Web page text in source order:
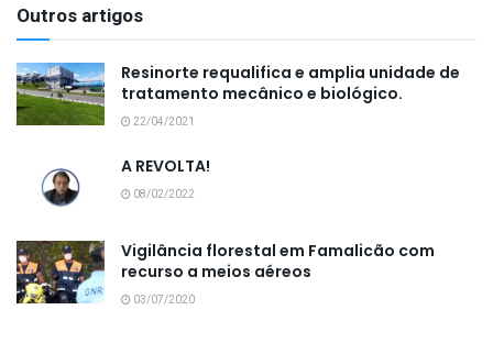
Outros artigos
Resinorte requalifica e amplia unidade de
tratamento mecânico e biológico.
22/04/2021
A REVOLTA!
08/02/2022
Vigilância florestal em Famalicão com
recurso a meios aéreos
03/07/2020